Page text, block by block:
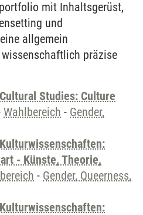
mit Inhaltsgerüst,
und
allgemein
präzise
Studies: Culture
Wahlbereich - Gender,
- Künste, Theorie,
- Gender, Queerness,